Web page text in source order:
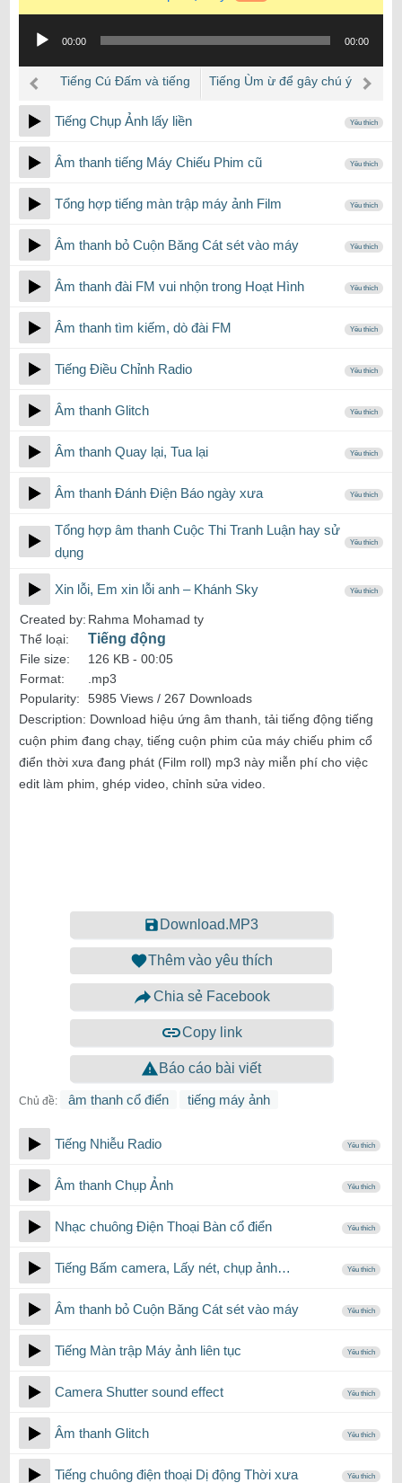
phát
âm
thanh
00:00 00:00
Tiếng Cú Đấm và tiếng
Tiếng Ùm ừ để gây chú ý
Tiếng Chụp Ảnh lấy liền Yêu thích
Âm thanh tiếng Máy Chiếu Phim cũ Yêu thích
Tổng hợp tiếng màn trập máy ảnh Film Yêu thích
Âm thanh bỏ Cuộn Băng Cát sét vào máy Yêu thích
Âm thanh đài FM vui nhộn trong Hoạt Hình Yêu thích
Âm thanh tìm kiếm, dò đài FM Yêu thích
Tiếng Điều Chỉnh Radio Yêu thích
Âm thanh Glitch Yêu thích
Âm thanh Quay lại, Tua lại Yêu thích
Âm thanh Đánh Điện Báo ngày xưa Yêu thích
Tổng hợp âm thanh Cuộc Thi Tranh Luận hay sử
dụng
Yêu thích
Xin lỗi, Em xin lỗi anh – Khánh Sky Yêu thích
Created by: Rahma Mohamad ty
Thể loại:
Tiếng động
File size: 126 KB - 00:05
Format:
.mp3
Popularity:
5985 Views / 267 Downloads
Description: Download hiệu ứng âm thanh, tải tiếng động tiếng
cuộn phim đang chạy, tiếng cuộn phim của máy chiếu phim cổ
điển thời xưa đang phát (Film roll) mp3 này miễn phí cho việc
edit làm phim, ghép video, chỉnh sửa video.
Download.MP3
Thêm vào yêu thích
Chia sẻ Facebook
Copy link
Báo cáo bài viết
Chủ đề: âm thanh cổ điển tiếng máy ảnh
Tiếng Nhiễu Radio Yêu thích
Âm thanh Chụp Ảnh Yêu thích
Nhạc chuông Điện Thoại Bàn cổ điển Yêu thích
Tiếng Bấm camera, Lấy nét, chụp ảnh… Yêu thích
Âm thanh bỏ Cuộn Băng Cát sét vào máy Yêu thích
Tiếng Màn trập Máy ảnh liên tục Yêu thích
Camera Shutter sound effect Yêu thích
Âm thanh Glitch Yêu thích
Tiếng chuông điện thoại Dị động Thời xưa Yêu thích